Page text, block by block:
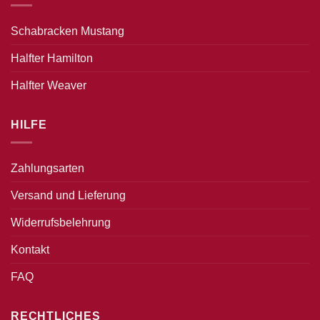
Schabracken Mustang
Halfter Hamilton
Halfter Weaver
HILFE
Zahlungsarten
Versand und Lieferung
Widerrufsbelehrung
Kontakt
FAQ
RECHTLICHES